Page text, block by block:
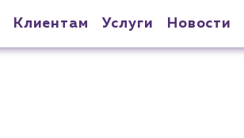
Клиентам Услуги Новости